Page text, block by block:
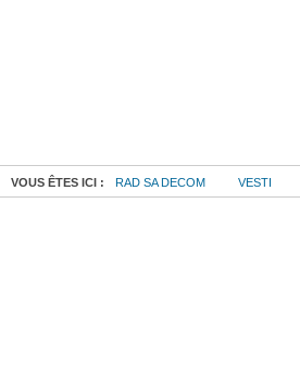
VOUS ÊTES ICI : RAD SA DECOM VESTI